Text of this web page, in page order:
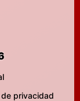
de privacidad